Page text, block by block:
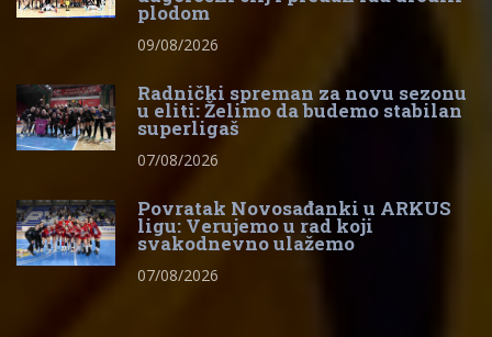
plodom
09/08/2026
Radnički spreman za novu sezonu
u eliti: Želimo da budemo stabilan
superligaš
07/08/2026
Povratak Novosađanki u ARKUS
ligu: Verujemo u rad koji
svakodnevno ulažemo
07/08/2026